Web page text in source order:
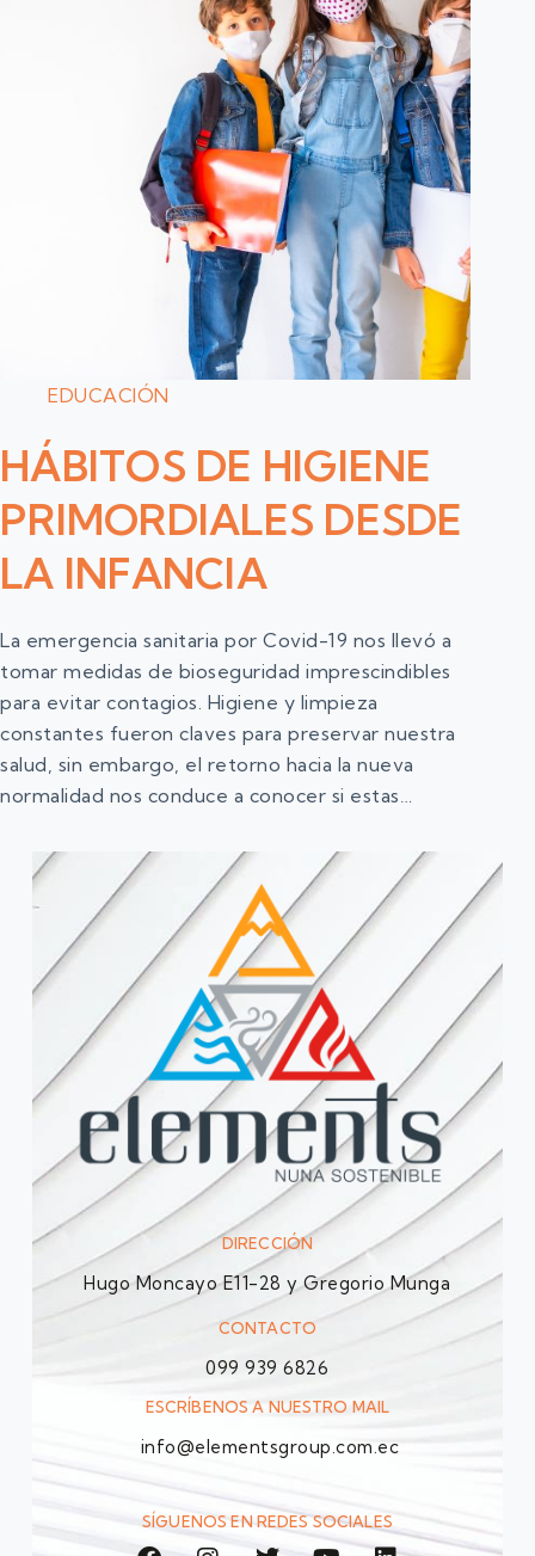
EDUCACIÓN
HÁBITOS DE HIGIENE
PRIMORDIALES DESDE
LA INFANCIA
La emergencia sanitaria por Covid-19 nos llevó a
tomar medidas de bioseguridad imprescindibles
para evitar contagios. Higiene y limpieza
constantes fueron claves para preservar nuestra
salud, sin embargo, el retorno hacia la nueva
normalidad nos conduce a conocer si estas…
DIRECCIÓN
Hugo Moncayo E11-28 y Gregorio Munga
CONTACTO
099 939 6826
ESCRÍBENOS A NUESTRO MAIL
info@elementsgroup.com.ec
SÍGUENOS EN REDES SOCIALES